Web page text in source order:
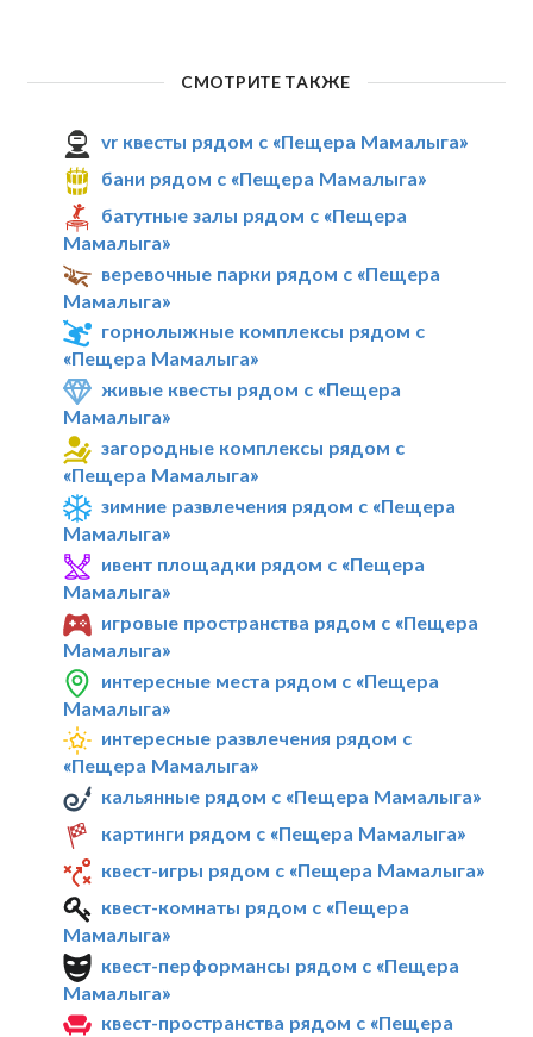
СМОТРИТЕ ТАКЖЕ
vr квесты рядом с «Пещера Мамалыга»
бани рядом с «Пещера Мамалыга»
батутные залы рядом с «Пещера
Мамалыга»
веревочные парки рядом с «Пещера
Мамалыга»
горнолыжные комплексы рядом с
«Пещера Мамалыга»
живые квесты рядом с «Пещера
Мамалыга»
загородные комплексы рядом с
«Пещера Мамалыга»
зимние развлечения рядом с «Пещера
Мамалыга»
ивент площадки рядом с «Пещера
Мамалыга»
игровые пространства рядом с «Пещера
Мамалыга»
интересные места рядом с «Пещера
Мамалыга»
интересные развлечения рядом с
«Пещера Мамалыга»
кальянные рядом с «Пещера Мамалыга»
картинги рядом с «Пещера Мамалыга»
квест-игры рядом с «Пещера Мамалыга»
квест-комнаты рядом с «Пещера
Мамалыга»
квест-перформансы рядом с «Пещера
Мамалыга»
квест-пространства рядом с «Пещера